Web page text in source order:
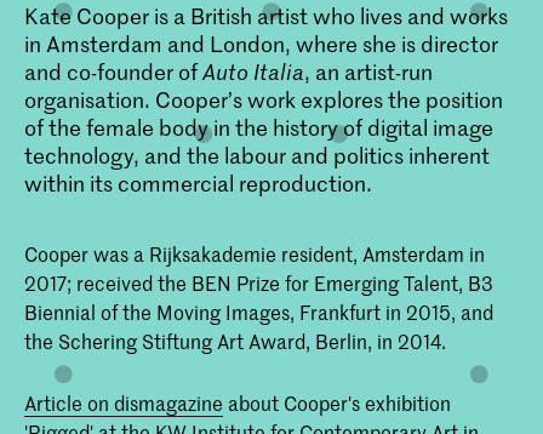
Kate Cooper is a British artist who lives and works
in Amsterdam and London, where she is director
and co-founder ofAuto Italia, an artist-run
organisation. Cooper’s work explores the position
of the female body in the history of digital image
technology, and the labour and politics inherent
within its commercial reproduction.
Cooper was a Rijksakademie resident, Amsterdam in
2017; received the BEN Prize for Emerging Talent, B3
Biennial of the Moving Images, Frankfurt in 2015, and
the Schering Stiftung Art Award, Berlin, in 2014.
Article on dismagazine about Cooper's exhibition